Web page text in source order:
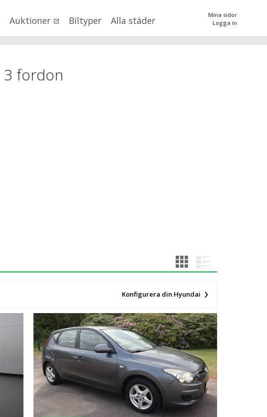
Auktioner Biltyper Alla städer
Mina sidor
Logga in
0 kr tillmer än 500000
3 fordon
Konfigurera din Hyundai